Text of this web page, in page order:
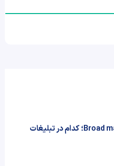
AI Max یا Broad match؛ کدام در تبلیغات